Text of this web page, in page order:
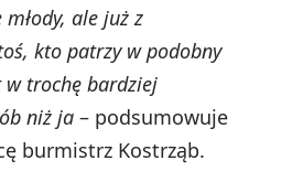
ale już z
kto patrzy w podobny
trochę bardziej
niż ja – podsumowuje
burmistrz Kostrząb.